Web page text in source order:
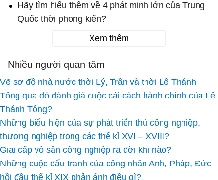
Hãy tìm hiểu thêm về 4 phát minh lớn của Trung
Quốc thời phong kiến?
Xem thêm
Nhiều người quan tâm
Vẽ sơ đồ nhà nước thời Lý, Trần và thời Lê Thánh
Tông qua đó đánh giá cuộc cải cách hành chính của Lê
Thánh Tông?
Những biểu hiện của sự phát triển thủ công nghiệp,
thương nghiệp trong các thế kỉ XVI – XVIII?
Giai cấp vô sản công nghiệp ra đời khi nào?
Những cuộc đấu tranh của công nhân Anh, Pháp, Đức
hồi đầu thế kỉ XIX phản ánh điều gì?